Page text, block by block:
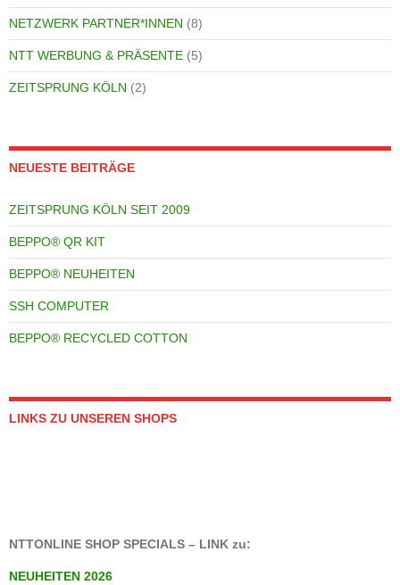
NETZWERK PARTNER*INNEN (8)
NTT WERBUNG & PRÄSENTE (5)
ZEITSPRUNG KÖLN (2)
NEUESTE BEITRÄGE
ZEITSPRUNG KÖLN SEIT 2009
BEPPO® QR KIT
BEPPO® NEUHEITEN
SSH COMPUTER
BEPPO® RECYCLED COTTON
LINKS ZU UNSEREN SHOPS
NTTONLINE SHOP SPECIALS – LINK zu:
NEUHEITEN 2026